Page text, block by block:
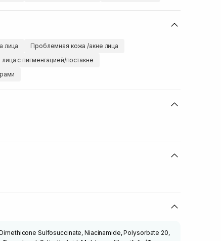
лица
Проблемная кожа /акне лица
с пигментацией/постакне
Sulfosuccinate, Niacinamide, Polysorbate 20,